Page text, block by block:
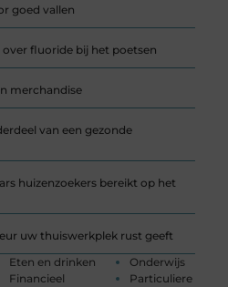
goed vallen
fluoride bij het poetsen
merchandise
van een gezonde
huizenzoekers bereikt op het
uw thuiswerkplek rust geeft
Eten en drinken
Financieel
Onderwijs
Particuliere